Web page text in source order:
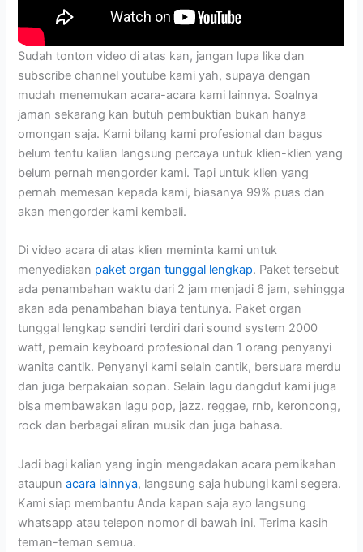
Sudah tonton video di atas kan, jangan lupa like dan
subscribe channel youtube kami yah, supaya dengan
mudah menemukan acara-acara kami lainnya. Soalnya
jaman sekarang kan butuh pembuktian bukan hanya
omongan saja. Kami bilang kami profesional dan bagus
belum tentu kalian langsung percaya untuk klien-klien yang
belum pernah mengorder kami. Tapi untuk klien yang
pernah memesan kepada kami, biasanya 99% puas dan
akan mengorder kami kembali.
Di video acara di atas klien meminta kami untuk
menyediakan paket organ tunggal lengkap. Paket tersebut
ada penambahan waktu dari 2 jam menjadi 6 jam, sehingga
akan ada penambahan biaya tentunya. Paket organ
tunggal lengkap sendiri terdiri dari sound system 2000
watt, pemain keyboard profesional dan 1 orang penyanyi
wanita cantik. Penyanyi kami selain cantik, bersuara merdu
dan juga berpakaian sopan. Selain lagu dangdut kami juga
bisa membawakan lagu pop, jazz. reggae, rnb, keroncong,
rock dan berbagai aliran musik dan juga bahasa.
Jadi bagi kalian yang ingin mengadakan acara pernikahan
ataupunacara lainnya, langsung saja hubungi kami segera.
Kami siap membantu Anda kapan saja ayo langsung
whatsapp atau telepon nomor di bawah ini. Terima kasih
teman-teman semua.